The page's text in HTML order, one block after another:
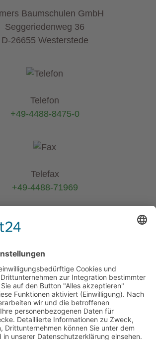
Baumschulen GmbH
Seggeriedenweg 36
D-26655 Westerstede
Telefon
+49-4488-8475-0
Telefax
+49-4488-71969
info@helmers.de
an Privatkunden-
ausschließlich an Pflanzen-
(B2B)